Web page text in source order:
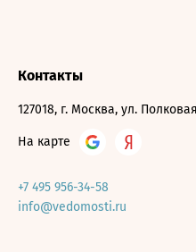
Контакты
127018, г. Москва, ул.
На карте
+7 495 956-34-58
info@vedomosti.ru